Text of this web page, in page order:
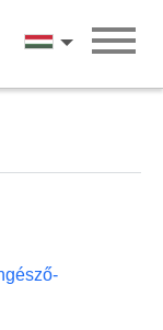
Magyar